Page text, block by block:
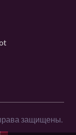
защищены.